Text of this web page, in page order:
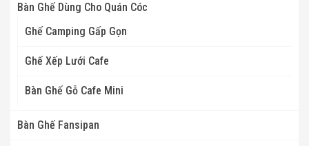
Bàn Ghế Dùng Cho Quán Cóc
Ghế Camping Gấp Gọn
Ghế Xếp Lưới Cafe
Bàn Ghế Gỗ Cafe Mini
Bàn Ghế Fansipan